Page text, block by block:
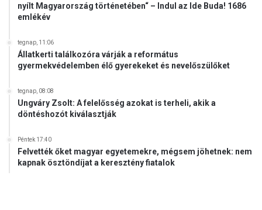
nyílt Magyarország történetében“ – Indul az Ide Buda! 1686
emlékév
tegnap, 11:06
Állatkerti találkozóra várják a református
gyermekvédelemben élő gyerekeket és nevelőszülőket
tegnap, 08:08
Ungváry Zsolt: A felelősség azokat is terheli, akik a
döntéshozót kiválasztják
Péntek 17:40
Felvették őket magyar egyetemekre, mégsem jöhetnek: nem
kapnak ösztöndíjat a keresztény fiatalok